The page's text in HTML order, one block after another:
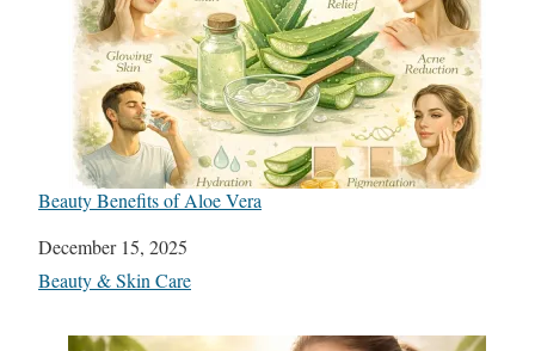
Beauty Benefits of Aloe Vera
Date
December 15, 2025
In relation to
Beauty & Skin Care